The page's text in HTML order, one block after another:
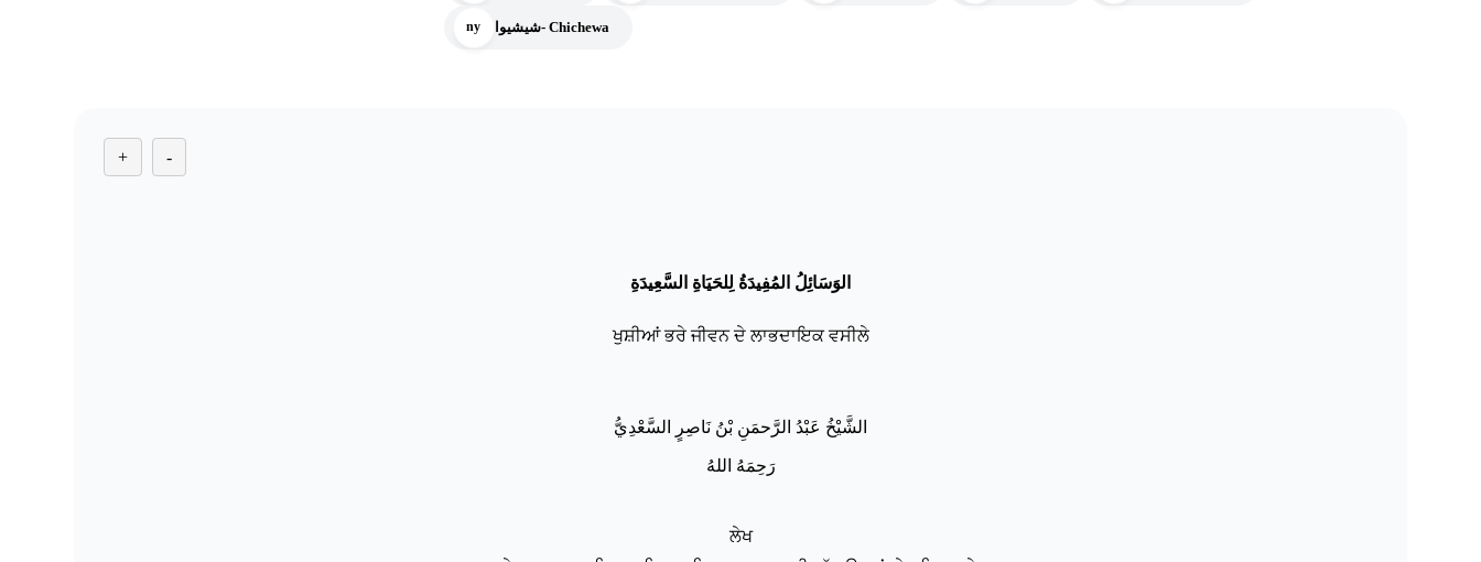
ny شيشيوا- Chichewa
+ -
الوَسَائِلُ المُفِيدَةُ لِلحَيَاةِ السَّعِيدَةِ
ਖੁਸ਼ੀਆਂ ਭਰੇ ਜੀਵਨ ਦੇ ਲਾਭਦਾਇਕ ਵਸੀਲੇ
الشيخ عبد الرحمن بن ناصر السعدي
رحمه الله
ਲੇਖ